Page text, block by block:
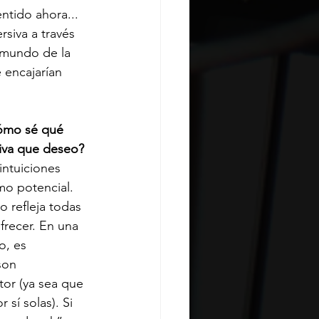
ahora...
a través
de la
sé qué
que deseo?
potencial.
refleja todas
En una
es
(ya sea que
sí solas). Si